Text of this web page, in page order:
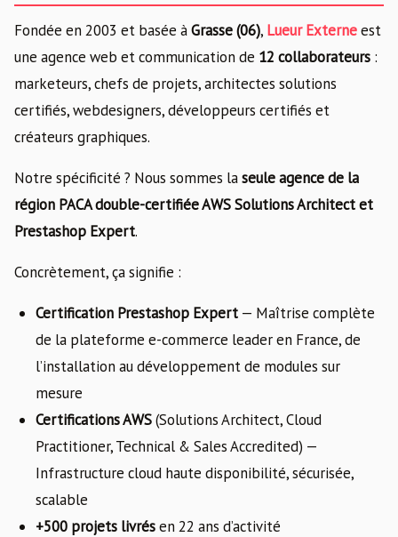
Fondée en 2003 et basée àGrasse (06), Lueur Externeest
une agence web et communication de 12 collaborateurs :
marketeurs, chefs de projets, architectes solutions
certifiés, webdesigners, développeurs certifiés et
créateurs graphiques.
Notre spécificité ? Nous sommes laseule agence de la
région PACA double-certifiée AWS Solutions Architect et
Prestashop Expert.
Concrètement, ça signifie :
Certification Prestashop Expert — Maîtrise complète
de la plateforme e-commerce leader en France, de
l’installation au développement de modules sur
mesure
Certifications AWS(Solutions Architect, Cloud
Practitioner, Technical & Sales Accredited) —
Infrastructure cloud haute disponibilité, sécurisée,
scalable
+500 projets livrésen 22 ans d’activité